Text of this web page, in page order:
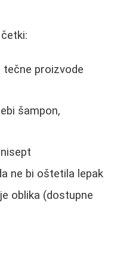
tečne proizvode
šampon,
ne bi oštetila lepak
oblika (dostupne